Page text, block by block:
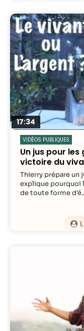
17:34
VIDÉOS PUBLIQUES
Un jus pour les
victoire du
Thierry prépare un
explique pourquoi
de toute forme